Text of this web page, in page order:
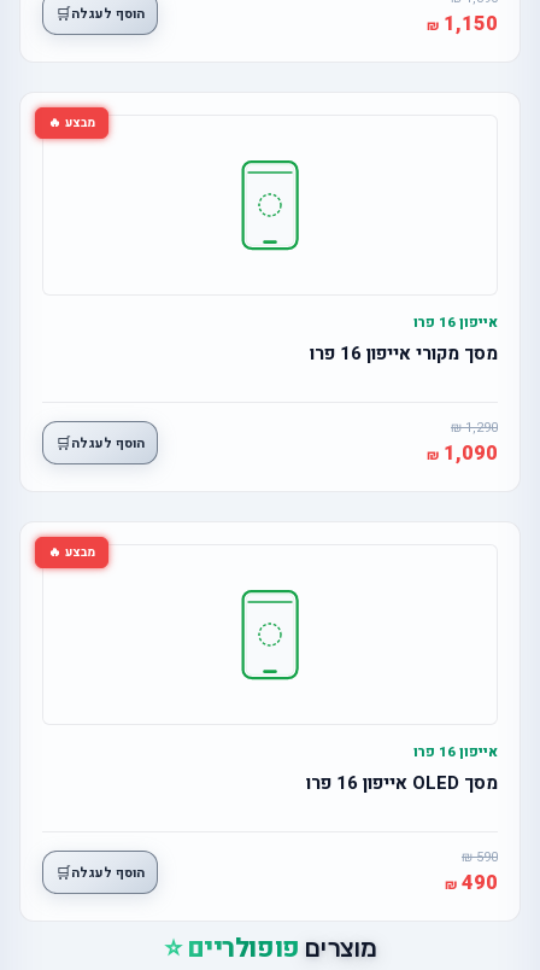
1,150 הוסף לעגלה🛒
מבצע 🔥
אייפון 16 פרו
מסך מקורי אייפון 16 פרו
1,290
1,090 הוסף לעגלה🛒
מבצע 🔥
אייפון 16 פרו
מסך OLED אייפון 16 פרו
590
490 הוסף לעגלה🛒
מוצרים פופולריים ⭐